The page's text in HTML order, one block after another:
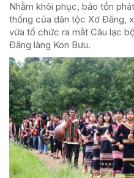
Nhằm khôi phục, bảo tồn
thống của dân tộc Xơ Đăng,
vừa tổ chức ra mắt Câu lạc
Đăng làng Kon Bưu.